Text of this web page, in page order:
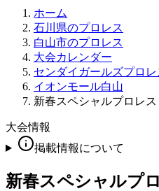
ホーム
石川県のプロレス
白山市のプロレス
大会カレンダー
センダイガールズプロ
イオンモール白山
新春スペシャルプロレ
大会情報
掲載情報について
新春スペシャルプ